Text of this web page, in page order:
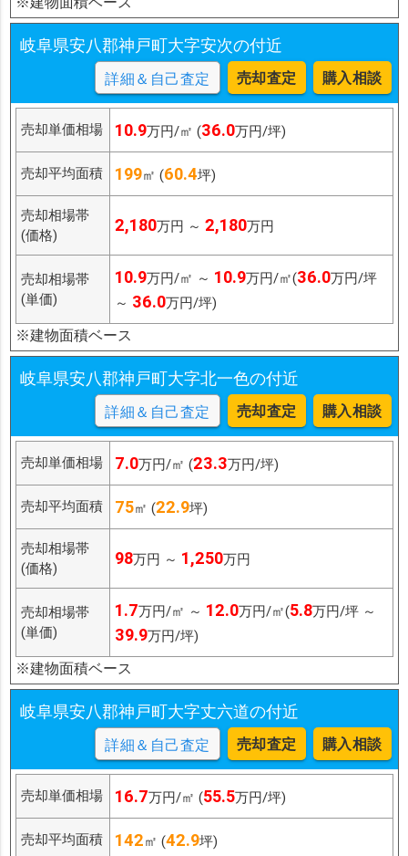
岐阜県安八郡神戸町大字安次の付近
詳細＆自己査定 売却査定 購入相談
売却単価相場 10.9万円/㎡ (36.0万円/坪)
売却平均面積 199㎡ (60.4坪)
売却相場帯
(価格)
2,180万円 ～ 2,180万円
売却相場帯
(単価)
10.9万円/㎡ ～ 10.9万円/㎡(36.0万円/坪
～ 36.0万円/坪)
※建物面積ベース
岐阜県安八郡神戸町大字北一色の付近
詳細＆自己査定 売却査定 購入相談
売却単価相場 7.0万円/㎡ (23.3万円/坪)
売却平均面積 75㎡ (22.9坪)
売却相場帯
(価格)
98万円 ～ 1,250万円
売却相場帯
(単価)
1.7万円/㎡ ～ 12.0万円/㎡(5.8万円/坪 ～
39.9万円/坪)
※建物面積ベース
岐阜県安八郡神戸町大字丈六道の付近
詳細＆自己査定 売却査定 購入相談
売却単価相場 16.7万円/㎡ (55.5万円/坪)
売却平均面積 142㎡ (42.9坪)